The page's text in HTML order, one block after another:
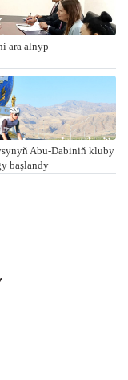
ara alnyp
Abu-Dabiniň kluby
başlandy